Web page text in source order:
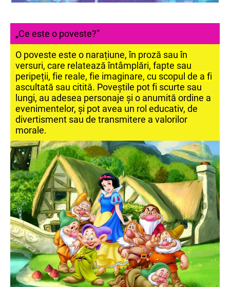
„Ce este o poveste?”
O poveste este o narațiune,în proză sau în
versuri, care relatează întâmplări, fapte sau
peripeții, fie reale, fie imaginare, cu scopul de a fi
ascultată sau citită. Poveștile pot fi scurte sau
lungi, au adesea personaje și o anumită ordine a
evenimentelor, și pot avea un rol educativ, de
divertisment sau de transmitere a valorilor
morale.